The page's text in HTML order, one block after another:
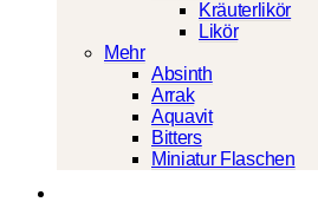
Kräuterlikör
Likör
Mehr
Absinth
Arrak
Aquavit
Bitters
Miniatur Flaschen